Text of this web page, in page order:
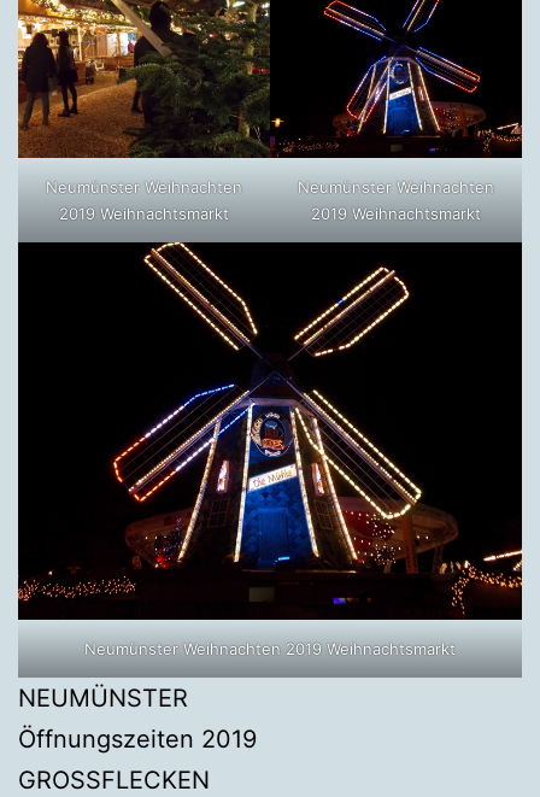
Neumünster Weihnachten
2019 Weihnachtsmarkt
Neumünster Weihnachten
2019 Weihnachtsmarkt
Neumünster Weihnachten 2019 Weihnachtsmarkt
NEUMÜNSTER
Öffnungszeiten 2019
GROSSFLECKEN